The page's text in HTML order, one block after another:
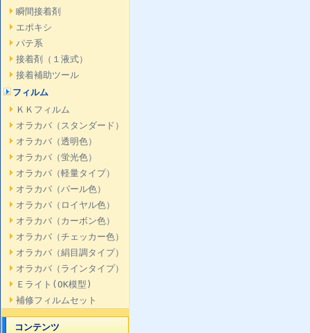
瞬間接着剤
エポキシ
パテ系
接着剤（１液式）
接着補助ツール
フィルム
ＫＫフィルム
オラカバ（スタンダード）
オラカバ（透明色）
オラカバ（蛍光色）
オラカバ（軽量タイプ）
オラカバ（パール色）
オラカバ（ロイヤル色）
オラカバ（カーボン色）
オラカバ（チェッカー色）
オラカバ（絹目調タイプ）
オラカバ（ラインタイプ）
Ｅライト(OK模型)
補修フィルムセット
コンテンツ